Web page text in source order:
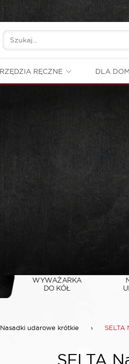
RĘCZNE DLA
WYWAŻARKA
DO KÓŁ
Nasadki udarowe krótkie › SELTA
SELTA